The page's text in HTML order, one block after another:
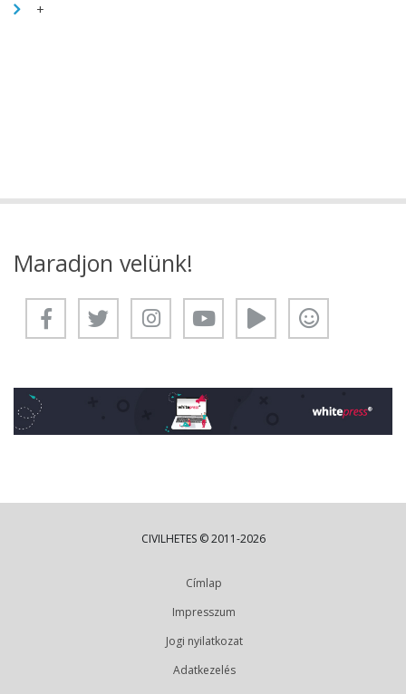
+
Maradjon velünk!
CIVILHETES © 2011-2026
Címlap
Impresszum
Jogi nyilatkozat
Adatkezelés